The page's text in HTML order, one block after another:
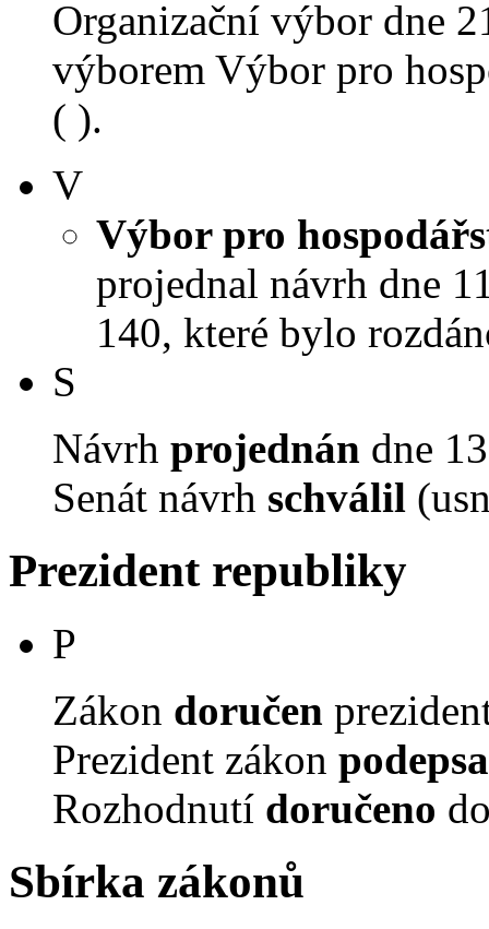
Organizační výbor dne
výborem Výbor pro
( ).
V
Výbor pro
projednal návrh dne
140, které bylo
S
Návrh projednán dne
Senát návrh schválil
Prezident republiky
P
Zákon doručen
Prezident zákon
Rozhodnutí doručeno
Sbírka zákonů